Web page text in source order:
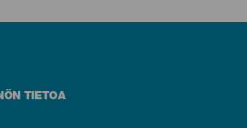
TIETOA